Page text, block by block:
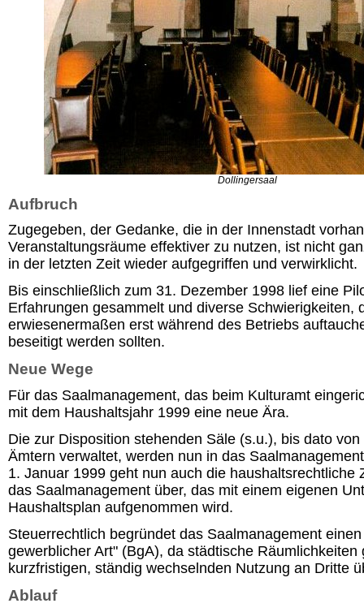
Dollingersaal
Aufbruch
Zugegeben, der Gedanke, die in der Innenstadt
Veranstaltungsräume effektiver zu nutzen, ist nicht
in der letzten Zeit wieder aufgegriffen und verwirklicht.
Bis einschließlich zum 31. Dezember 1998 lief eine
Erfahrungen gesammelt und diverse Schwierigkeiten,
erwiesenermaßen erst während des Betriebs
beseitigt werden sollten.
Neue Wege
Für das Saalmanagement, das beim Kulturamt
mit dem Haushaltsjahr 1999 eine neue Ära.
Die zur Disposition stehenden Säle (s.u.), bis dato
Ämtern verwaltet, werden nun in das
1. Januar 1999 geht nun auch die haushaltsrechtliche
das Saalmanagement über, das mit einem eigenen
Haushaltsplan aufgenommen wird.
Steuerrechtlich begründet das Saalmanagement
gewerblicher Art" (BgA), da städtische Räumlichkeiten
kurzfristigen, ständig wechselnden Nutzung an Dritte
Ablauf